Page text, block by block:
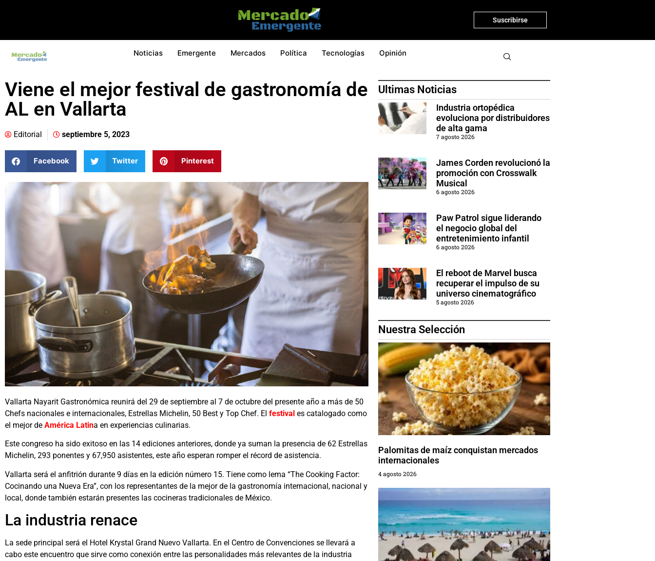
Suscribirse
Noticias Emergente Mercados Política Tecnologías Opinión
Viene el mejor festival de gastronomía de
AL en Vallarta
Editorial septiembre 5, 2023
Facebook Twitter Pinterest
Vallarta Nayarit Gastronómica reunirá del 29 de septiembre al 7 de octubre del presente año a más de 50
Chefs nacionales e internacionales, Estrellas Michelin, 50 Best y Top Chef. El festival es catalogado como
el mejor de América Latina en experiencias culinarias.
Este congreso ha sido exitoso en las 14 ediciones anteriores, donde ya suman la presencia de 62 Estrellas
Michelin, 293 ponentes y 67,950 asistentes, este año esperan romper el récord de asistencia.
Vallarta será el anfitrión durante 9 días en la edición número 15. Tiene como lema “The Cooking Factor:
Cocinando una Nueva Era”, con los representantes de la mejor de la gastronomía internacional, nacional y
local, donde también estarán presentes las cocineras tradicionales de México.
La industria renace
La sede principal será el Hotel Krystal Grand Nuevo Vallarta. En el Centro de Convenciones se llevará a
cabo este encuentro que sirve como conexión entre las personalidades más relevantes de la industria
Ultimas Noticias
Industria ortopédica
evoluciona por distribuidores
de alta gama
7 agosto 2026
James Corden revolucionó la
promoción con Crosswalk
Musical
6 agosto 2026
Paw Patrol sigue liderando
el negocio global del
entretenimiento infantil
6 agosto 2026
El reboot de Marvel busca
recuperar el impulso de su
universo cinematográfico
5 agosto 2026
Nuestra Selección
Palomitas de maíz conquistan mercados
internacionales
4 agosto 2026